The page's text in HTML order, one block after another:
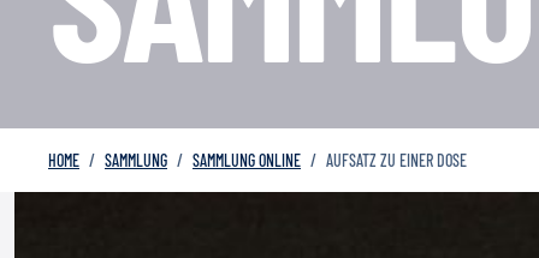
HOME SAMMLUNG SAMMLUNG ONLINE AUFSATZ ZU EINER DOSE